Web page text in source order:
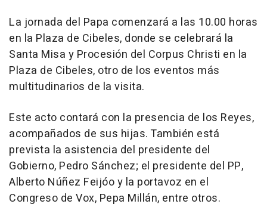
La jornada del Papa comenzará a las 10.00 horas
en la Plaza de Cibeles, donde se celebrará la
Santa Misa y Procesión del Corpus Christi en la
Plaza de Cibeles, otro de los eventos más
multitudinarios de la visita.
Este acto contará con la presencia de los Reyes,
acompañados de sus hijas. También está
prevista la asistencia del presidente del
Gobierno, Pedro Sánchez; el presidente del PP,
Alberto Núñez Feijóo y la portavoz en el
Congreso de Vox, Pepa Millán, entre otros.